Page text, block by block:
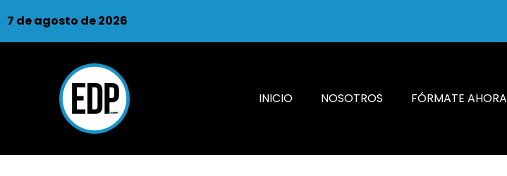
7 de agosto de 2026
INICIO NOSOTROS FÓRMATE AHORA